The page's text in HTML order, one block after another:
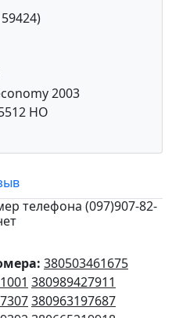
2003
HO
телефона (097)907-82-
380503461675
380989427911
380963197687